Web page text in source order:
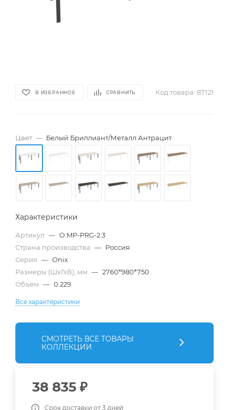
В ИЗБРАННОЕ СРАВНИТЬ Код товара: 87121
Цвет — Белый Бриллиант/Металл Антрацит
Характеристики
Артикул — O.MP-PRG-2.3
Страна производства — Россия
Серия — Onix
Размеры (ШхГхВ), мм — 2760*980*750
Объем — 0.229
Все характеристики
СМОТРЕТЬ ВСЕ ТОВАРЫ
КОЛЛЕКЦИИ
38 835 ₽
Срок доставки от 3 дней